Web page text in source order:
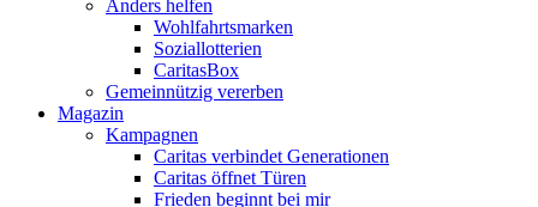
Anders helfen
Wohlfahrtsmarken
Soziallotterien
CaritasBox
Gemeinnützig vererben
Magazin
Kampagnen
Caritas verbindet Generationen
Caritas öffnet Türen
Frieden beginnt bei mir